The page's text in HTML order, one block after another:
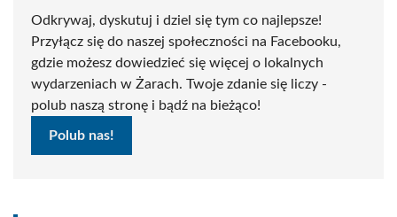
Odkrywaj, dyskutuj i dziel się tym co najlepsze!
Przyłącz się do naszej społeczności na Facebooku,
gdzie możesz dowiedzieć się więcej o lokalnych
wydarzeniach w Żarach. Twoje zdanie się liczy -
polub naszą stronę i bądź na bieżąco!
Polub nas!